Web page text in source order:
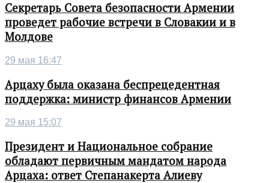
Секретарь Совета безопасности Армении
проведет рабочие встречи в Словакии и в
Молдове
29 мая 16:47
Арцаху была оказана беспрецедентная
поддержка: министр финансов Армении
29 мая 15:07
Президент и Национальное собрание
обладают первичным мандатом народа
Арцаха: ответ Степанакерта Алиеву